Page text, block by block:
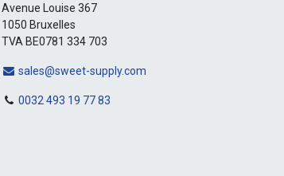
Avenue Louise 367
1050 Bruxelles
TVA BE0781 334 703
sales@sweet-supply.com
0032 493 19 77 83